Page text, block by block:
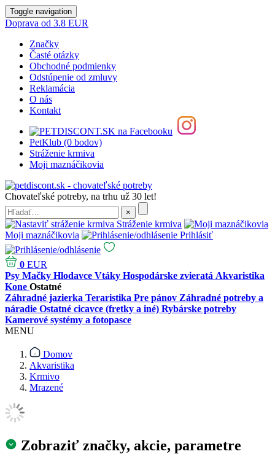
Toggle navigation
Doprava od 3.8 EUR
Značky
Časté otázky
Obchodné podmienky
Odstúpenie od zmluvy
Reklamácia
O nás
Kontakt
PetKlub (0 bodov)
Stráženie krmiva
Moji maznáčikovia
Chovateľské potreby, na trhu už 30 let!
Stráženie krmiva
Moji maznáčikovia
Prihlásiť
0 EUR
Psy Mačky Hlodavce Vtáky Hospodárske zvieratá Akvaristika
Kone Ostatné
Záhradné jazierka Teraristika Pre pánov Záhradné potreby a
náradie Ostatné cicavce (fretky a iné) Rybárske potreby
Kamerové systémy a fotopasce
MENU
Domov
Akvaristika
Krmivo
Mrazené
Zobraziť značky, akcie, parametre